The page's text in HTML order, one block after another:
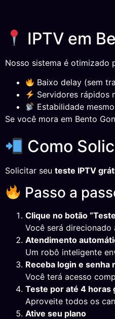
IPTV em
Nosso sistema é otimizado
Baixo delay (sem
Servidores rápidos
Estabilidade
Se você mora em Bento
Como
Solicitar seu teste IPTV
Passo a
Clique no botão
Você será
Atendimento
Um robô inteligente
Receba login e senha
Você terá acesso
Teste por até 4 horas
Aproveite todos os
Ative seu plano